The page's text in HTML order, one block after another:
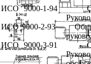
ИСО 9000-1-94 Общее
ИСО 9000-2-93 Общее
ИСО 9000-3-91 Общее